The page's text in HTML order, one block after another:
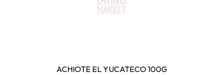
ACHIOTE EL YUCATECO 100G